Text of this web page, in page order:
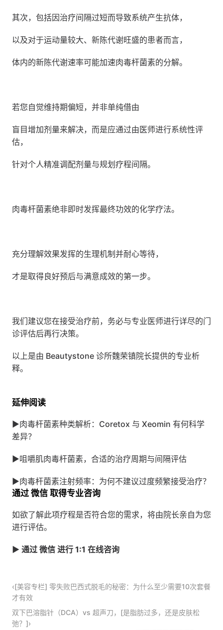
其次，包括因治疗间隔过短而导致系统产生抗体，
以及对于运动量较大、新陈代谢旺盛的患者而言，
体内的新陈代谢速率可能加速肉毒杆菌素的分解。
若您自觉维持期偏短，并非单纯借由
盲目增加剂量来解决，而是应通过由医师进行系统性评
估，
针对个人精准调配剂量与规划疗程间隔。
肉毒杆菌素绝非即时发挥最终功效的化学疗法。
充分理解效果发挥的生理机制并耐心等待，
才是取得良好预后与满意成效的第一步。
我们建议您在接受治疗前，务必与专业医师进行详尽的门
诊评估后再行决策。
以上是由 Beautystone 诊所魏荣镇院长提供的专业析
释。
延伸阅读
▶肉毒杆菌素种类解析：Coretox 与 Xeomin 有何科学
差异？
▶咀嚼肌肉毒杆菌素，合适的治疗周期与间隔评估
▶肉毒杆菌素注射频率：为何不建议过度频繁接受治疗？
通过 微信 取得专业咨询
如欲了解此项疗程是否符合您的需求，将由院长亲自为您
进行评估。
▶ 通过 微信 进行 1:1 在线咨询
‹[美容专栏] 零失败巴西式脱毛的秘密：为什么至少需要10次套餐
才有效
双下巴溶脂针（DCA）vs 超声刀，[是脂肪过多，还是皮肤松
弛？]›